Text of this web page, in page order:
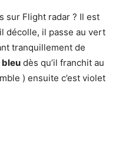
sur Flight radar ? Il est
décolle, il passe au vert
tranquillement de
bleu dès qu’il franchit au
) ensuite c’est violet